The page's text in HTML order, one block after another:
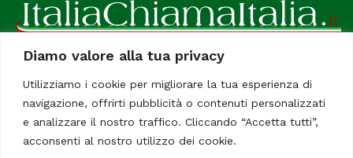
Diamo valore alla tua privacy
Utilizziamo i cookie per migliorare la tua esperienza di
navigazione, offrirti pubblicità o contenuti personalizzati
e analizzare il nostro traffico. Cliccando “Accetta tutti”,
acconsenti al nostro utilizzo dei cookie.
ItaliaChiamaItalia, il TUO quotidiano online preferito.
Dedicato in particolare a tutti gli italiani residenti all'estero.
Tutti i diritti sono riservati. Quotidiano online indipendente